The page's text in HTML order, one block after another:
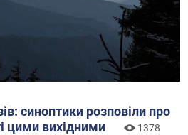
синоптики розповіли про
цими вихідними
1378